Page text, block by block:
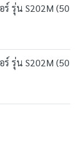
ร์ รุ่น S202M (50
ร์ รุ่น S202M (50